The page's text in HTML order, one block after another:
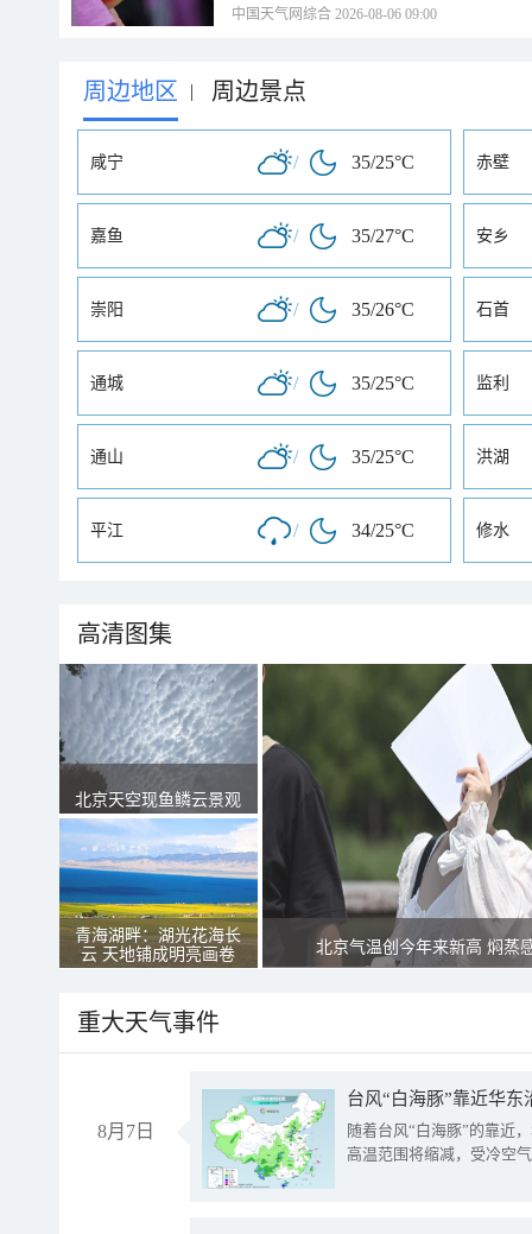
中国天气网综合 2026-08-06 09:00
周边地区 | 周边景点
咸宁 / 35/25°C 赤壁
嘉鱼 / 35/27°C 安乡
崇阳 / 35/26°C 石首
通城 / 35/25°C 监利
通山 / 35/25°C 洪湖
平江 / 34/25°C 修水
高清图集
北京天空现鱼鳞云景观
青海湖畔：湖光花海长
云 天地铺成明亮画卷
北京气温创今年来新高 焖蒸
重大天气事件
8月7日
台风“白海豚”靠近华
随着台风“白海豚”的靠近
高温范围将缩减，受冷空